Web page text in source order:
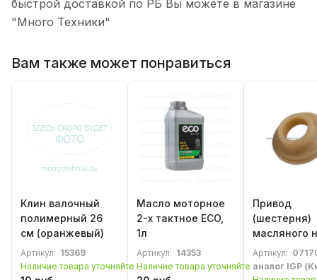
быстрой доставкой по РБ Вы можете в магазине
"Много Техники"
Вам также может понравиться
Клин валочный
полимерный 26
см (оранжевый)
Артикул: 15369
Наличие товара уточняйте
Масло моторное
2-х тактное ECO,
1л
Артикул: 14353
Наличие товара уточняйте
Привод
(шестерня)
масляного
Husqvarna
351, 353
Артикул:
аналог IGP